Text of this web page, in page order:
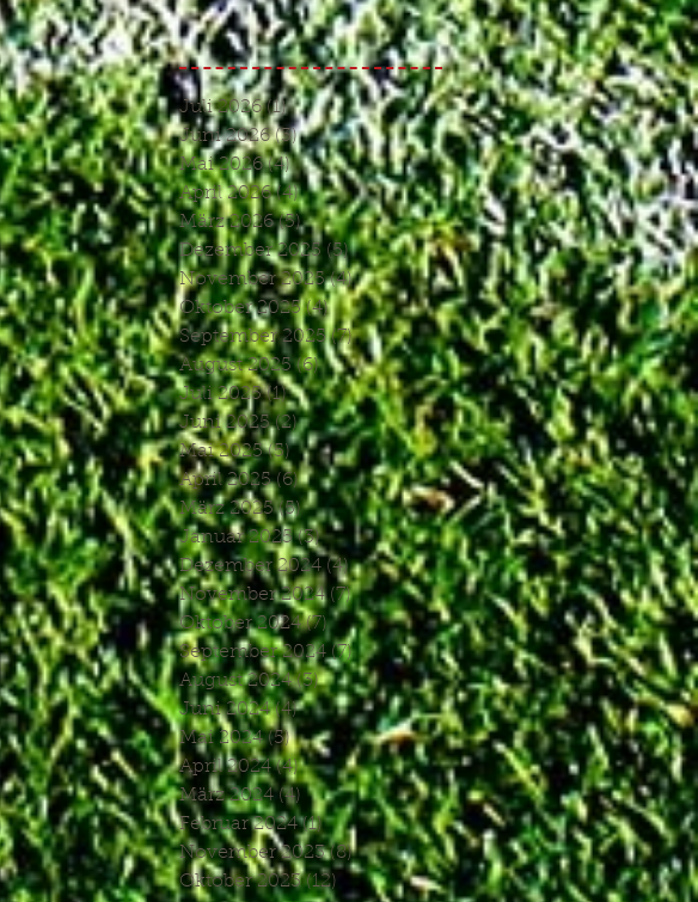
Juli 2026 (1)1 Beitrag
Juni 2026 (3)3 Beiträge
Mai 2026 (4)4 Beiträge
April 2026 (4)4 Beiträge
März 2026 (5)5 Beiträge
Dezember 2025 (5)5 Beiträge
November 2025 (4)4 Beiträge
Oktober 2025 (4)4 Beiträge
September 2025 (7)7 Beiträge
August 2025 (6)6 Beiträge
Juli 2025 (1)1 Beitrag
Juni 2025 (2)2 Beiträge
Mai 2025 (5)5 Beiträge
April 2025 (6)6 Beiträge
März 2025 (5)5 Beiträge
Januar 2025 (3)3 Beiträge
Dezember 2024 (4)4 Beiträge
November 2024 (7)7 Beiträge
Oktober 2024 (7)7 Beiträge
September 2024 (7)7 Beiträge
August 2024 (3)3 Beiträge
Juni 2024 (4)4 Beiträge
Mai 2024 (5)5 Beiträge
April 2024 (4)4 Beiträge
März 2024 (4) 4 Beiträge
Februar 2024 (1)1 Beitrag
November 2023 (8)8 Beiträge
Oktober 2023 (12) 12 Beiträge